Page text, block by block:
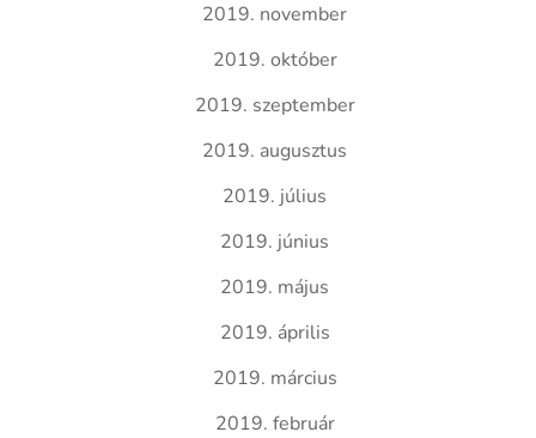
2019. november
2019. október
2019. szeptember
2019. augusztus
2019. július
2019. június
2019. május
2019. április
2019. március
2019. február